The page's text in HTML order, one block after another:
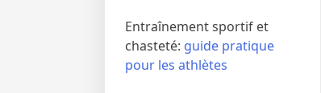
Entraînement sportif et
chasteté: guide pratique
pour les athlètes